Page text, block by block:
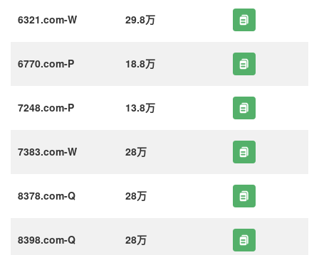
6321.com-W 29.8万
6770.com-P 18.8万
7248.com-P 13.8万
7383.com-W 28万
8378.com-Q 28万
8398.com-Q 28万